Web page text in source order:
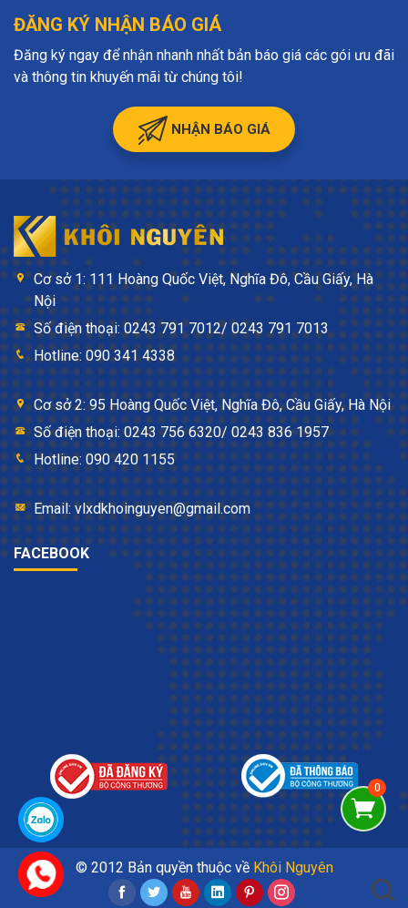
ĐĂNG KÝ NHẬN BÁO GIÁ
Đăng ký ngay để nhận nhanh nhất bản báo giá các gói ưu đãi
và thông tin khuyến mãi từ chúng tôi!
NHẬN BÁO GIÁ
Cơ sở 1: 111 Hoàng Quốc Việt, Nghĩa Đô, Cầu Giấy, Hà
Nội
Số điện thoại: 0243 791 7012/ 0243 791 7013
Hotline: 090 341 4338
Cơ sở 2: 95 Hoàng Quốc Việt, Nghĩa Đô, Cầu Giấy, Hà Nội
Số điện thoại: 0243 756 6320/ 0243 836 1957
Hotline: 090 420 1155
Email: vlxdkhoinguyen@gmail.com
FACEBOOK
© 2012 Bản quyền thuộc về Khôi Nguyên